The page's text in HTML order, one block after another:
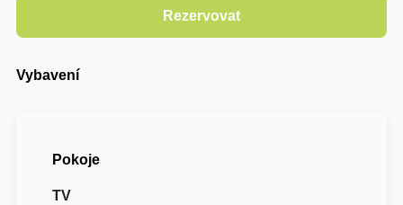
Vybavení
Pokoje
TV